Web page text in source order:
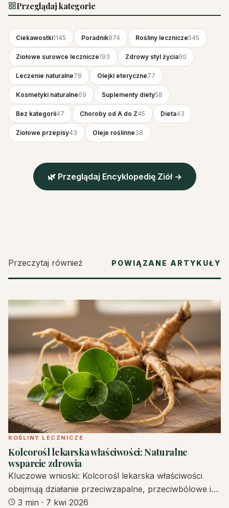
Przeglądaj kategorie
Ciekawostki1145 Poradnik874 Rośliny lecznicze545
Ziołowe surowce lecznicze193 Zdrowy styl życia90
Leczenie naturalne78 Olejki eteryczne77
Kosmetyki naturalne69 Suplementy diety58
Bez kategorii47 Choroby od A do Z45 Dieta43
Ziołowe przepisy43 Oleje roślinne38
🌿 Przeglądaj Encyklopedię Ziół →
Przeczytaj również POWIĄZANE ARTYKUŁY
ROŚLINY LECZNICZE
Kolcorośl lekarska właściwości: Naturalne
wsparcie zdrowia
Kluczowe wnioski: Kolcorośl lekarska właściwości
obejmują działanie przeciwzapalne, przeciwbólowe i…
3 min · 7 kwi 2026